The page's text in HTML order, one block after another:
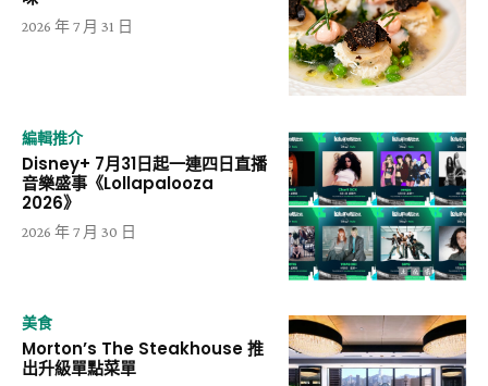
2026 年 7 月 31 日
編輯推介
Disney+ 7月31日起一連四日直播
音樂盛事《Lollapalooza
2026》
2026 年 7 月 30 日
美食
Morton’s The Steakhouse 推
出升級單點菜單